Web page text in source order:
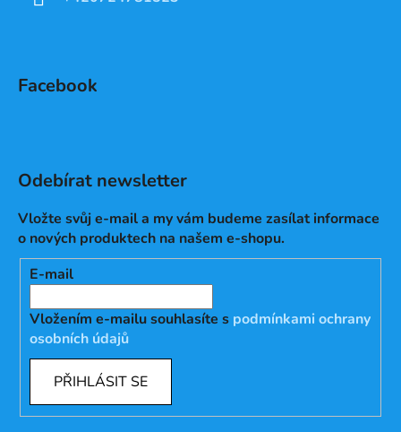
Facebook
Odebírat newsletter
Vložte svůj e-mail a my vám budeme zasílat informace
o nových produktech na našem e-shopu.
E-mail
Vložením e-mailu souhlasíte s podmínkami ochrany
osobních údajů
PŘIHLÁSIT SE